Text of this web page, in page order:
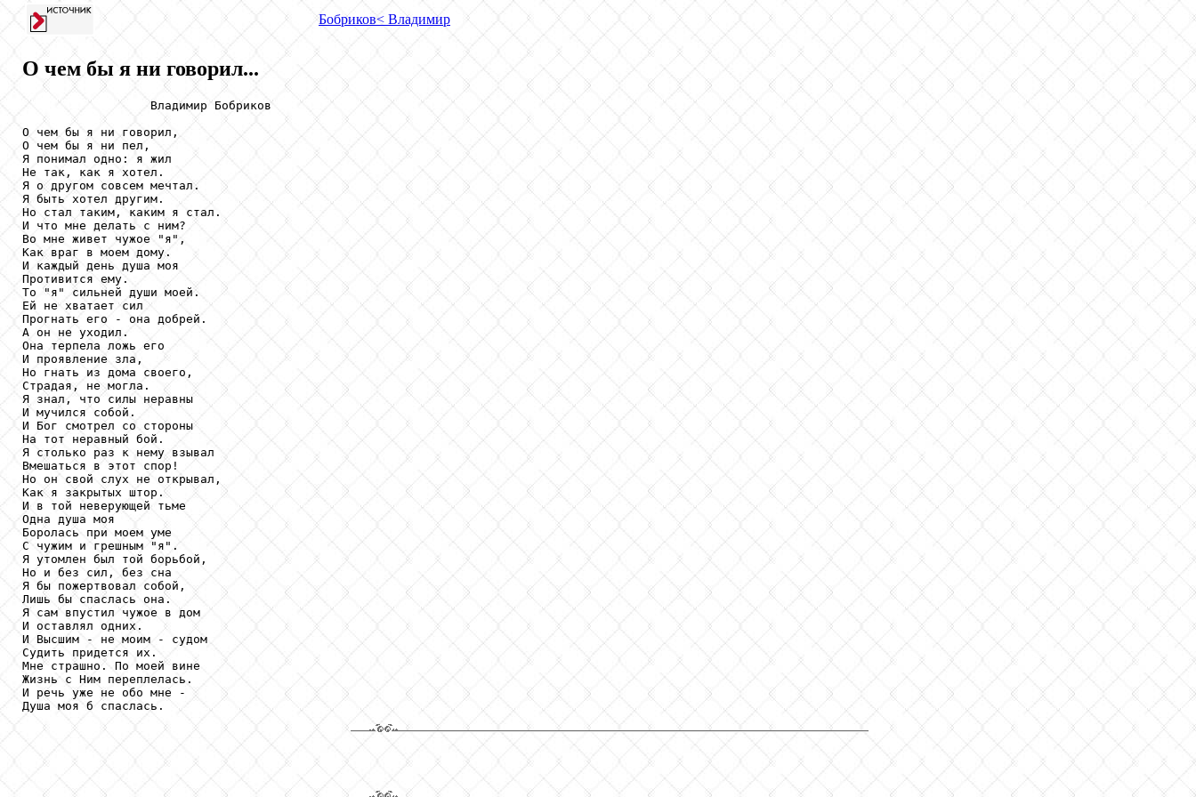
Бобриков< Владимир
О чем бы я ни говорил...
                  Владимир Бобриков
О чем бы я ни говорил,
О чем бы я ни пел,
Я понимал одно: я жил
Не так, как я хотел.
Я о другом совсем мечтал.
Я быть хотел другим.
Но стал таким, каким я стал.
И что мне делать с ним?
Во мне живет чужое "я",
Как враг в моем дому.
И каждый день душа моя
Противится ему.
То "я" сильней души моей.
Ей не хватает сил
Прогнать его - она добрей.
А он не уходил.
Она терпела ложь его
И проявление зла,
Но гнать из дома своего,
Страдая, не могла.
Я знал, что силы неравны
И мучился собой.
И Бог смотрел со стороны
На тот неравный бой.
Я столько раз к нему взывал
Вмешаться в этот спор!
Но он свой слух не открывал,
Как я закрытых штор.
И в той неверующей тьме
Одна душа моя
Боролась при моем уме
С чужим и грешным "я".
Я утомлен был той борьбой,
Но и без сил, без сна
Я бы пожертвовал собой,
Лишь бы спаслась она.
Я сам впустил чужое в дом
И оставлял одних.
И Высшим - не моим - судом
Судить придется их.
Мне страшно. По моей вине
Жизнь с Ним переплелась.
И речь уже не обо мне -